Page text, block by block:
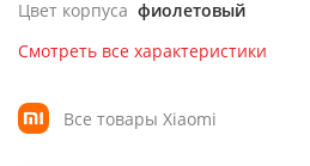
Цвет корпуса фиолетовый
Смотреть все характеристики
Все товары Xiaomi